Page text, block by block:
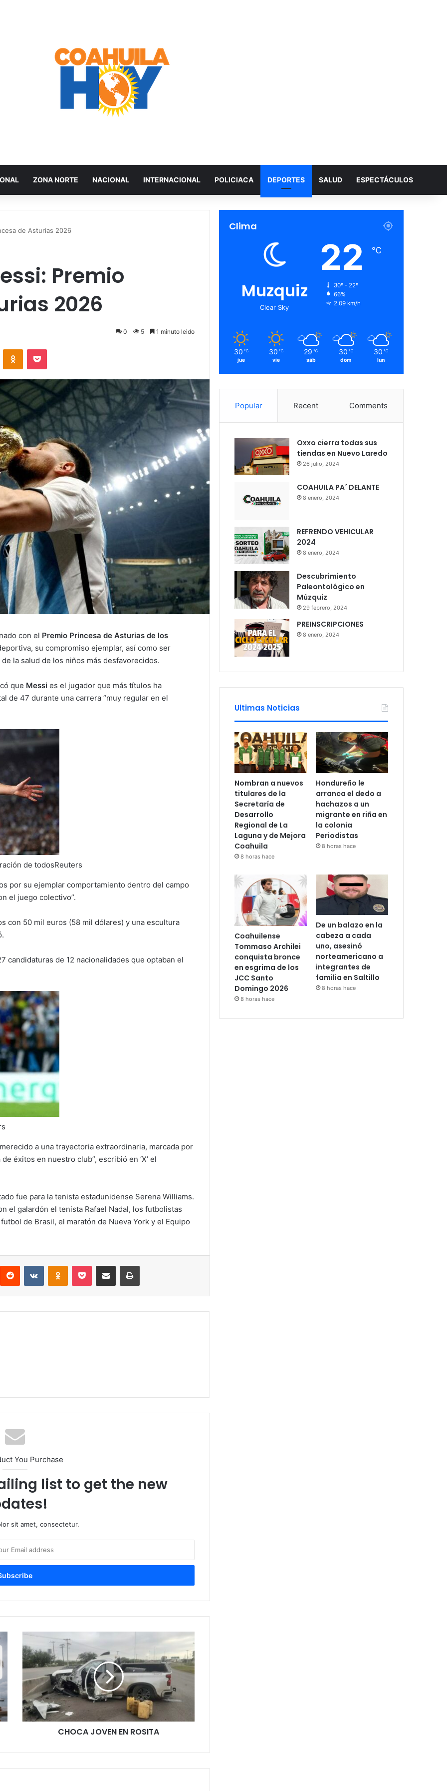
ZONA NORTE NACIONAL INTERNACIONAL POLICIACA DEPORTES SALUD ESPECTÁCULOS
de Asturias 2026
Premio
2026
0 5 1 minuto leido
con el Premio Princesa de Asturias de los
su compromiso ejemplar, así como ser
la salud de los niños más desfavorecidos.
que Messi es el jugador que más títulos ha
de 47 durante una carrera “muy regular en el
de todosReuters
por su ejemplar comportamiento dentro del campo
el juego colectivo”.
con 50 mil euros (58 mil dólares) y una escultura
candidaturas de 12 nacionalidades que optaban el
a una trayectoria extraordinaria, marcada por
éxitos en nuestro club”, escribió en ‘X’ el
fue para la tenista estadunidense Serena Williams.
el galardón el tenista Rafael Nadal, los futbolistas
de Brasil, el maratón de Nueva York y el Equipo
You Purchase
list to get the new
sit amet, consectetur.
H
O
C
A
O
V
E
N
CHOCA JOVEN EN ROSITA
Clima
Muzquiz
Clear Sky
22 ℃
30º - 22º
66%
2.09 km/h
30 ℃
jue
30 ℃
vie
29 ℃
sáb
30 ℃
dom
30 ℃
lun
Popular Recent Comments
Oxxo cierra todas sus
tiendas en Nuevo Laredo
26 julio, 2024
COAHUILA PA´ DELANTE
8 enero, 2024
REFRENDO VEHICULAR
2024
8 enero, 2024
Descubrimiento
Paleontológico en
Múzquiz
29 febrero, 2024
PREINSCRIPCIONES
8 enero, 2024
Ultimas Noticias
Nombran a nuevos
titulares de la
Secretaría de
Desarrollo
Regional de La
Laguna y de Mejora
Coahuila
8 horas hace
Hondureño le
arranca el dedo a
hachazos a un
migrante en riña en
la colonia
Periodistas
8 horas hace
Coahuilense
Tommaso Archilei
conquista bronce
en esgrima de los
JCC Santo
Domingo 2026
8 horas hace
De un balazo en la
cabeza a cada
uno, asesinó
norteamericano a
integrantes de
familia en Saltillo
8 horas hace